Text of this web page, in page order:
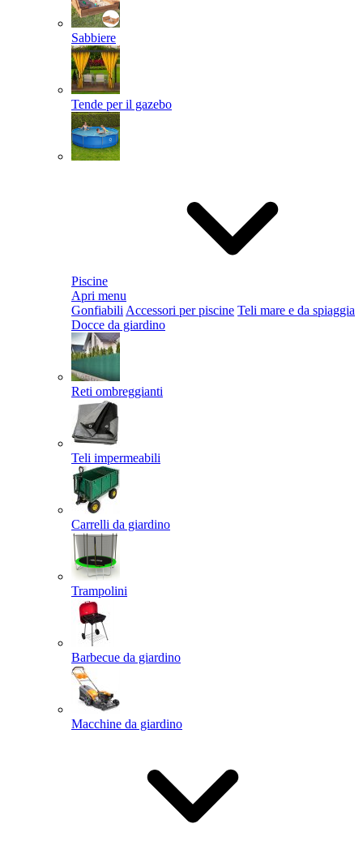
Sabbiere
Tende per il gazebo
Piscine
Apri menu
Gonfiabili Accessori per piscine Teli mare e da spiaggia
Docce da giardino
Reti ombreggianti
Teli impermeabili
Carrelli da giardino
Trampolini
Barbecue da giardino
Macchine da giardino